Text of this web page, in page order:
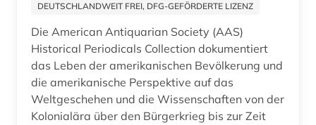
einkommen (1)
einwanderer (3)
einwanderung (3)
elektronische bibliothek (1)
Ungarn (1)
Vatikanstadt (1)
Zypern (1)
DEUTSCHLANDWEIT FREI, DFG-GEFÖRDERTE LIZENZ
Die American Antiquarian Society (AAS)
Historical Periodicals Collection dokumentiert
das Leben der amerikanischen Bevölkerung und
die amerikanische Perspektive auf das
Weltgeschehen und die Wissenschaften von der
Kolonialära über den Bürgerkrieg bis zur Zeit